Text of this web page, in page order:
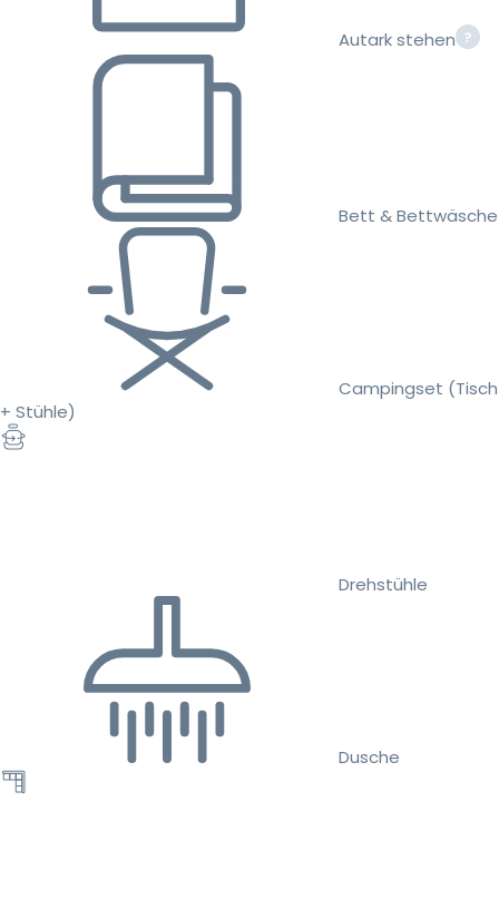
Autark stehen
Bett & Bettwäsche
Campingset (Tisch
+ Stühle)
Drehstühle
Dusche